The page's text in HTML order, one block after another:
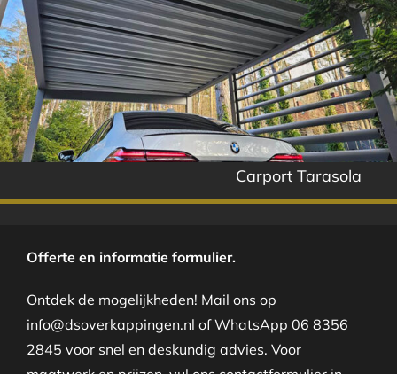
Carport Tarasola
Offerte en informatie formulier.
Ontdek de mogelijkheden! Mail ons op
info@dsoverkappingen.nl of WhatsApp 06 8356
2845 voor snel en deskundig advies. Voor